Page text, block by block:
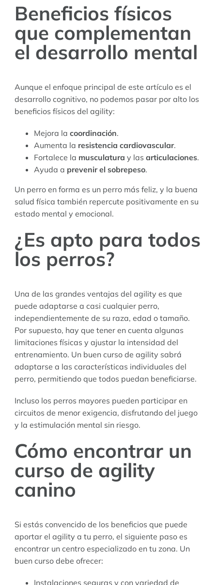
Beneficios físicos
que complementan
el desarrollo mental
Aunque el enfoque principal de este artículo es el
desarrollo cognitivo, no podemos pasar por alto los
beneficios físicos del agility:
Mejora la coordinación.
Aumenta la resistencia cardiovascular.
Fortalece la musculatura y las articulaciones.
Ayuda a prevenir el sobrepeso.
Un perro en forma es un perro más feliz, y la buena
salud física también repercute positivamente en su
estado mental y emocional.
¿Es apto para todos
los perros?
Una de las grandes ventajas del agility es que
puede adaptarse a casi cualquier perro,
independientemente de su raza, edad o tamaño.
Por supuesto, hay que tener en cuenta algunas
limitaciones físicas y ajustar la intensidad del
entrenamiento. Un buen curso de agility sabrá
adaptarse a las características individuales del
perro, permitiendo que todos puedan beneficiarse.
Incluso los perros mayores pueden participar en
circuitos de menor exigencia, disfrutando del juego
y la estimulación mental sin riesgo.
Cómo encontrar un
curso de agility
canino
Si estás convencido de los beneficios que puede
aportar el agility a tu perro, el siguiente paso es
encontrar un centro especializado en tu zona. Un
buen curso debe ofrecer:
Instalaciones seguras y con variedad de